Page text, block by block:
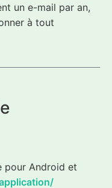
un e-mail par an,
à tout
pour Android et